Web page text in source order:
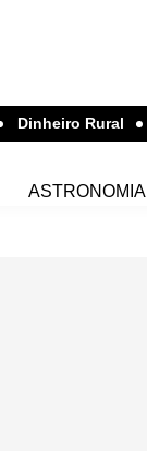
Dinheiro Rural
ASTRONOMIA